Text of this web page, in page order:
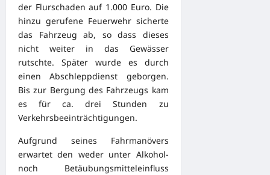
der Flurschaden auf 1.000 Euro. Die
hinzu gerufene Feuerwehr sicherte
das Fahrzeug ab, so dass dieses
nicht weiter in das Gewässer
rutschte. Später wurde es durch
einen Abschleppdienst geborgen.
Bis zur Bergung des Fahrzeugs kam
es für ca. drei Stunden zu
Verkehrsbeeinträchtigungen.
Aufgrund seines Fahrmanövers
erwartet den weder unter Alkohol-
noch Betäubungsmitteleinfluss